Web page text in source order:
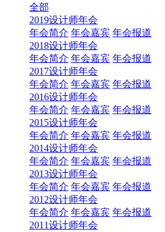
全部
2019设计师年会
年会简介 年会嘉宾 年会报道
2018设计师年会
年会简介 年会嘉宾 年会报道
2017设计师年会
年会简介 年会嘉宾 年会报道
2016设计师年会
年会简介 年会嘉宾 年会报道
2015设计师年会
年会简介 年会嘉宾 年会报道
2014设计师年会
年会简介 年会嘉宾 年会报道
2013设计师年会
年会简介 年会嘉宾 年会报道
2012设计师年会
年会简介 年会嘉宾 年会报道
2011设计师年会